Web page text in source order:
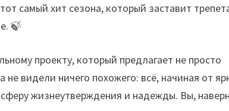
самый хит сезона, который заставит
🍃
проекту, который предлагает не просто
видели ничего похожего: всё, начиная от
жизнеутверждения и надежды. Вы,